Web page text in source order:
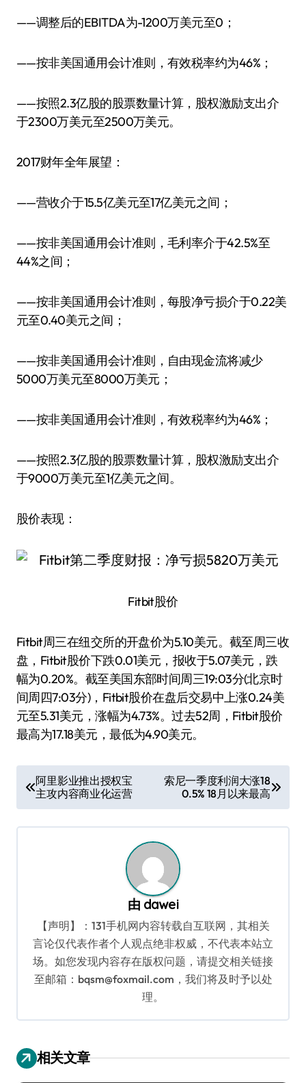
——调整后的EBITDA为-1200万美元至0；
——按非美国通用会计准则，有效税率约为46%；
——按照2.3亿股的股票数量计算，股权激励支出介
于2300万美元至2500万美元。
2017财年全年展望：
——营收介于15.5亿美元至17亿美元之间；
——按非美国通用会计准则，毛利率介于42.5%至
44%之间；
——按非美国通用会计准则，每股净亏损介于0.22美
元至0.40美元之间；
——按非美国通用会计准则，自由现金流将减少
5000万美元至8000万美元；
——按非美国通用会计准则，有效税率约为46%；
——按照2.3亿股的股票数量计算，股权激励支出介
于9000万美元至1亿美元之间。
股价表现：
Fitbit股价
Fitbit周三在纽交所的开盘价为5.10美元。截至周三收
盘，Fitbit股价下跌0.01美元，报收于5.07美元，跌
幅为0.20%。截至美国东部时间周三19:03分(北京时
间周四7:03分)，Fitbit股价在盘后交易中上涨0.24美
元至5.31美元，涨幅为4.73%。过去52周，Fitbit股价
最高为17.18美元，最低为4.90美元。
章
导
阿里影业推出授权宝
主攻内容商业化运营
索尼一季度利润大涨18
0.5% 18月以来最高
由 dawei
【声明】：131手机网内容转载自互联网，其相关
言论仅代表作者个人观点绝非权威，不代表本站立
场。如您发现内容存在版权问题，请提交相关链接
至邮箱：bqsm@foxmail.com，我们将及时予以处
理。
相关文章